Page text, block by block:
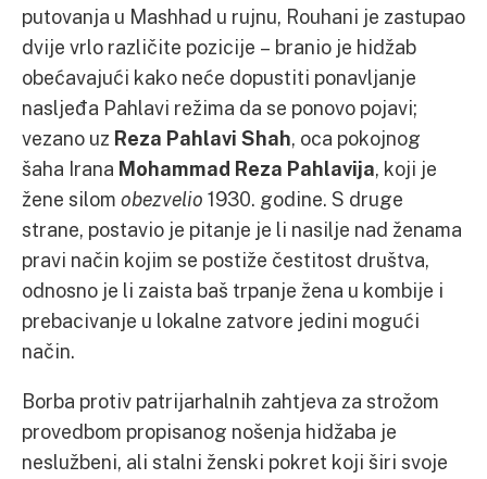
putovanja u Mashhad u rujnu, Rouhani je zastupao
dvije vrlo različite pozicije – branio je hidžab
obećavajući kako neće dopustiti ponavljanje
nasljeđa Pahlavi režima da se ponovo pojavi;
vezano uz Reza Pahlavi Shah, oca pokojnog
šaha Irana Mohammad Reza Pahlavija, koji je
žene silom obezvelio 1930. godine. S druge
strane, postavio je pitanje je li nasilje nad ženama
pravi način kojim se postiže čestitost društva,
odnosno je li zaista baš trpanje žena u kombije i
prebacivanje u lokalne zatvore jedini mogući
način.
Borba protiv patrijarhalnih zahtjeva za strožom
provedbom propisanog nošenja hidžaba je
neslužbeni, ali stalni ženski pokret koji širi svoje